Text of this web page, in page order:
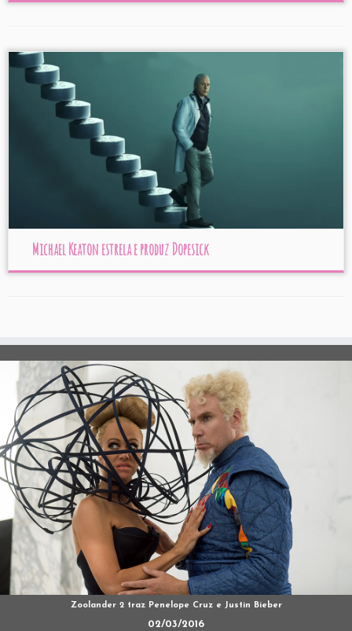
Michael Keaton estrela e produz Dopesick
Zoolander 2 traz Penelope Cruz e Justin Bieber
02/03/2016